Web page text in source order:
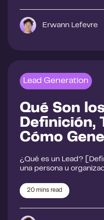
Erwann Lefevre
Lead Generation
Qué Son
Definición,
Cómo
¿Qué es un Lead?
una persona u
20 mins read